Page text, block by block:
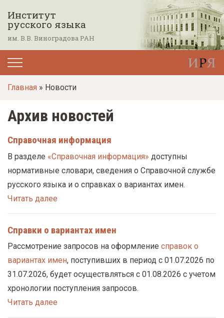
е
т
Институт
русского языка
им. В.В. Виноградова РАН
Главная » Новости
Архив новостей
Справочная информация
В разделе «Справочная информация» доступны
нормативные словари, сведения о Справочной службе
русского языка и о справках о вариантах имен.
Читать далее
Справки о вариантах имен
Рассмотрение запросов на оформление справок о
вариантах имен, поступивших в период с 01.07.2026 по
31.07.2026, будет осуществляться с 01.08.2026 с учетом
хронологии поступления запросов.
Читать далее